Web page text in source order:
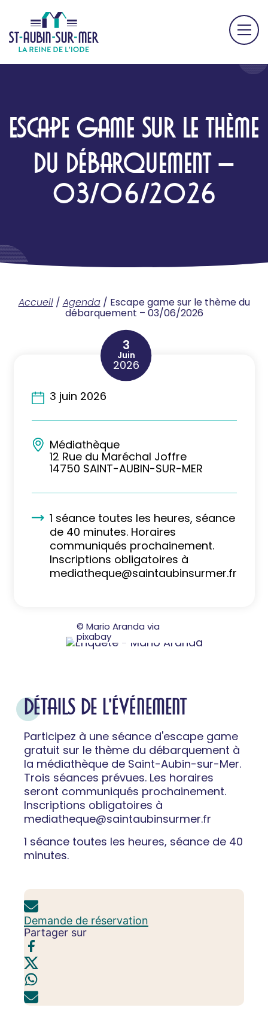
ESCAPE GAME SUR LE THÈME
DU DÉBARQUEMENT –
03/06/2026
Accueil/ Agenda/ Escape game sur le thème du
débarquement – 03/06/2026
© Mario Aranda via
pixabay
3
Juin
2026
3 juin 2026
Médiathèque
12 Rue du Maréchal Joffre
14750 SAINT-AUBIN-SUR-MER
1 séance toutes les heures, séance
de 40 minutes. Horaires
communiqués prochainement.
Inscriptions obligatoires à
mediatheque@saintaubinsurmer.fr
DÉTAILS DE L'ÉVÉNEMENT
Participez à une séance d'escape game
gratuit sur le thème du débarquement à
la médiathèque de Saint-Aubin-sur-Mer.
Trois séances prévues. Les horaires
seront communiqués prochainement.
Inscriptions obligatoires à
mediatheque@saintaubinsurmer.fr
1 séance toutes les heures, séance de 40
minutes.
Demande de réservation
Partager sur